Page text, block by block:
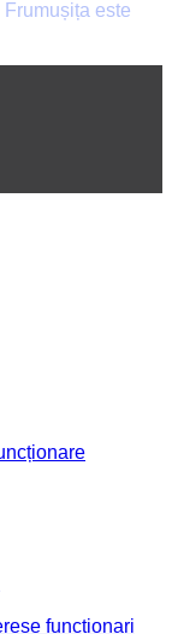
este
funcționari